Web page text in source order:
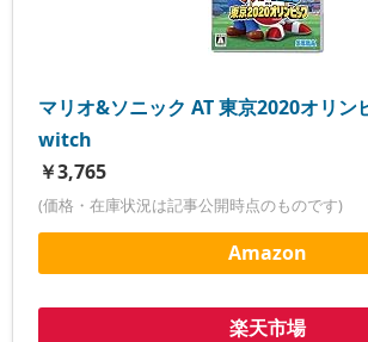
マリオ&ソニック AT 東京2020オリン
witch
￥3,765
(価格・在庫状況は記事公開時点のものです)
Amazon
楽天市場